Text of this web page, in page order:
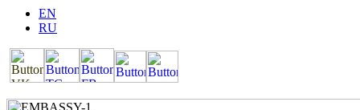
EN
RU